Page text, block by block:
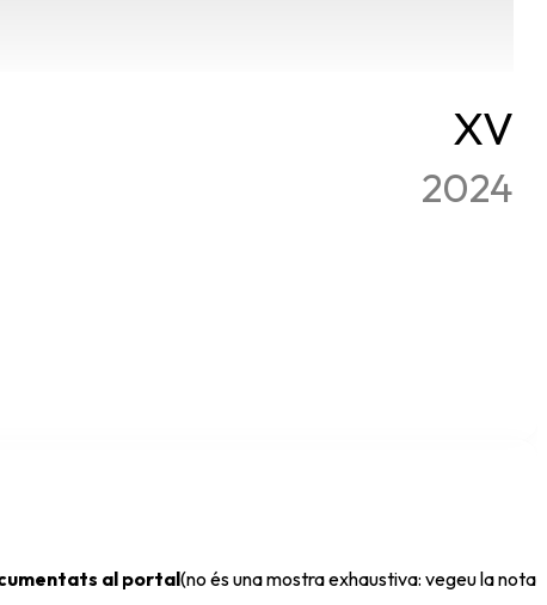
XV
2024
al portal(no és una mostra exhaustiva: vegeu la nota